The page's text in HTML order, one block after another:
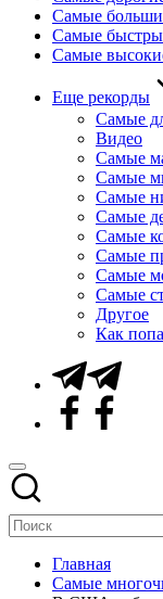
Самые
Самые
Самые
Еще рекорды
Самые
Видео
Самые
Самые
Самые
Самые
Самые
Самые
Самые
Самые
Другое
Как
Telegram
Facebook
Главная
Самые